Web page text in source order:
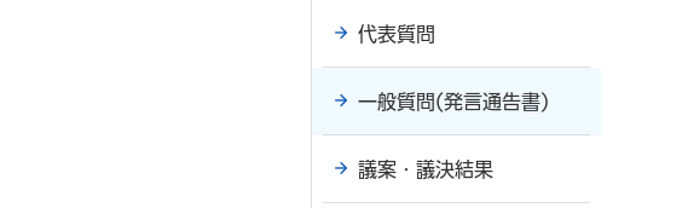
代表質問
一般質問(発言通告書)
議案・議決結果